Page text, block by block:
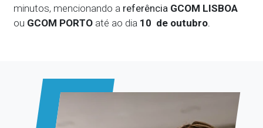
minutos, mencionando a referência GCOM LISBOA
ou GCOM PORTO até ao dia 10 de outubro.